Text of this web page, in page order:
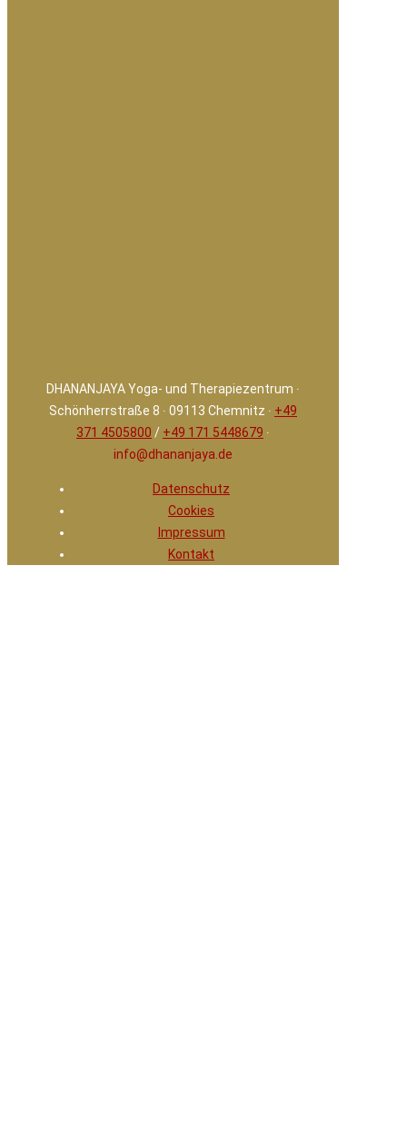
DHANANJAYA Yoga- und Therapiezentrum ∙
Schönherrstraße 8 ∙ 09113 Chemnitz ∙ +49
371 4505800 / +49 171 5448679 ∙
info@dhananjaya.de
Datenschutz
Cookies
Impressum
Kontakt